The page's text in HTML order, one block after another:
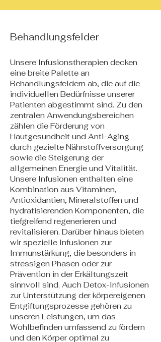
Behandlungsfelder
Unsere Infusionstherapien decken
eine breite Palette an
Behandlungsfeldern ab, die auf die
individuellen Bedürfnisse unserer
Patienten abgestimmt sind. Zu den
zentralen Anwendungsbereichen
zählen die Förderung von
Hautgesundheit und Anti-Aging
durch gezielte Nährstoffversorgung
sowie die Steigerung der
allgemeinen Energie und Vitalität.
Unsere Infusionen enthalten eine
Kombination aus Vitaminen,
Antioxidantien, Mineralstoffen und
hydratisierenden Komponenten, die
tiefgreifend regenerieren und
revitalisieren. Darüber hinaus bieten
wir spezielle Infusionen zur
Immunstärkung, die besonders in
stressigen Phasen oder zur
Prävention in der Erkältungszeit
sinnvoll sind. Auch Detox-Infusionen
zur Unterstützung der körpereigenen
Entgiftungsprozesse gehören zu
unseren Leistungen, um das
Wohlbefinden umfassend zu fördern
und den Körper optimal zu